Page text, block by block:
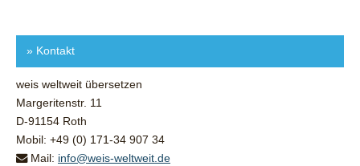
»Kontakt
weis weltweit übersetzen
Margeritenstr. 11
D-91154 Roth
Mobil: +49 (0) 171-34 907 34
Mail: info@weis-weltweit.de